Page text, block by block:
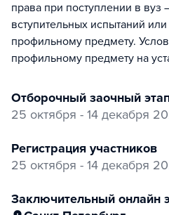
права при поступлении в вуз
вступительных испытаний
профильному предмету.
профильному предмету на
отборочный заочный
25 октября - 14 декабря
регистрация участников
25 октября - 14 декабря
заключительный онлайн